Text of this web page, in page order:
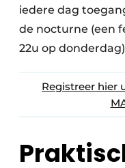
iedere dag
de nocturne (een
22u op
Registreer hier